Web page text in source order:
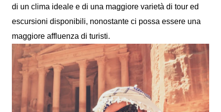
di un clima ideale e di una maggiore varietà di tour ed
escursioni disponibili, nonostante ci possa essere una
maggiore affluenza di turisti.